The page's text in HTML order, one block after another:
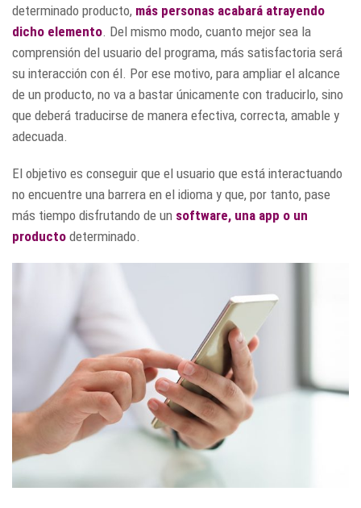
determinado producto, más personas acabará atrayendo
dicho elemento. Del mismo modo, cuanto mejor sea la
comprensión del usuario del programa, más satisfactoria será
su interacción con él. Por ese motivo, para ampliar el alcance
de un producto, no va a bastar únicamente con traducirlo, sino
que deberá traducirse de manera efectiva, correcta, amable y
adecuada.
El objetivo es conseguir que el usuario que está interactuando
no encuentre una barrera en el idioma y que, por tanto, pase
más tiempo disfrutando de un software, una app o un
producto determinado.